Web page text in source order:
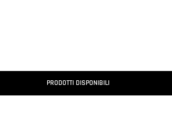
PRODOTTI DISPONIBILI